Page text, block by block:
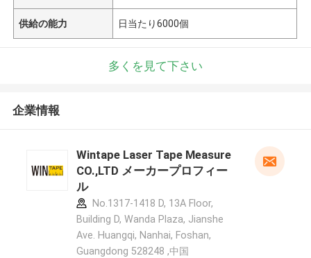
供給の能力 日当たり6000個
多くを見て下さい
企業情報
Wintape Laser Tape Measure
CO.,LTD メーカープロフィー
ル
No.1317-1418 D, 13A Floor,
Building D, Wanda Plaza, Jianshe
Ave. Huangqi, Nanhai, Foshan,
Guangdong 528248 ,中国